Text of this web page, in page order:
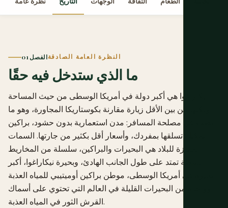
الفصل 01النظرة العامة الصادقة
ما الذي ستدخل فيه حقًا
نيكاراغوا هي أكبر دولة في أمريكا الوسطى من حيث المساحة
ولكنها من بين الأقل زيارة مقارنة بكوستاريكا المجاورة، وهو ما
يصب في مصلحة المسافر: مدن استعمارية بدون حشود، براكين
يمكنك تسلقها بمفردك، وأسعار أقل بكثير من جارتها. السمات
المميزة للبلاد هي البحيرات والبراكين، سلسلة من المخاريط
النشطة تمتد على طول الجانب الهادئ، وبحيرة نيكاراغوا، أكبر
بحيرة في أمريكا الوسطى، موطن براكين أوميتيبي للمياه العذبة
وواحدة من البحيرات القليلة في العالم التي تحتوي على أسماك
القرش الثور في المياه العذبة.